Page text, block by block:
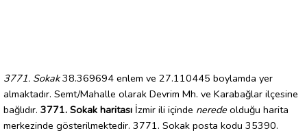
3771. Sokak38.369694 enlem ve 27.110445 boylamda yer
almaktadır. Semt/Mahalle olarak Devrim Mh. ve Karabağlar ilçesine
bağlıdır. 3771. Sokak haritası İzmir ili içinde nerede olduğu harita
merkezinde gösterilmektedir. 3771. Sokak posta kodu 35390.